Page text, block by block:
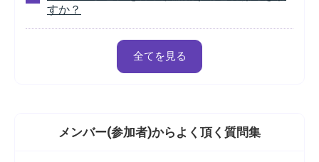
すか？
全てを見る
メンバー(参加者)から よく頂く質問集